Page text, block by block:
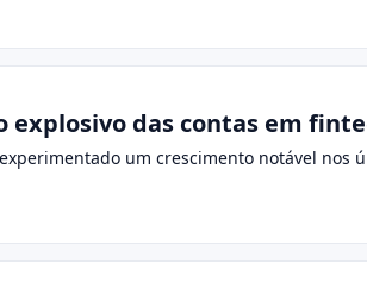
explosivo das contas em
um crescimento notável